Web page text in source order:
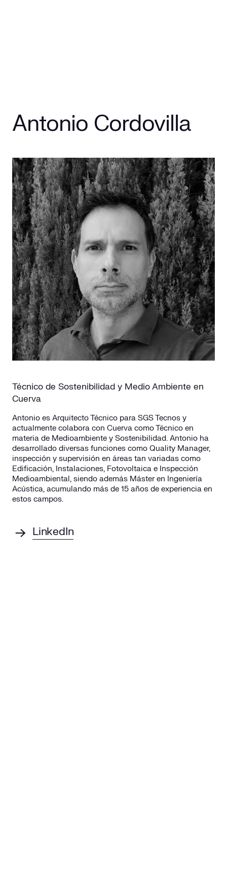
Antonio Cordovilla
Técnico de Sostenibilidad y Medio Ambiente en
Cuerva
Antonio es Arquitecto Técnico para SGS Tecnos y
actualmente colabora con Cuerva como Técnico en
materia de Medioambiente y Sostenibilidad. Antonio ha
desarrollado diversas funciones como Quality Manager,
inspección y supervisión en áreas tan variadas como
Edificación, Instalaciones, Fotovoltaica e Inspección
Medioambiental, siendo además Máster en Ingeniería
Acústica, acumulando más de 15 años de experiencia en
estos campos.
LinkedIn